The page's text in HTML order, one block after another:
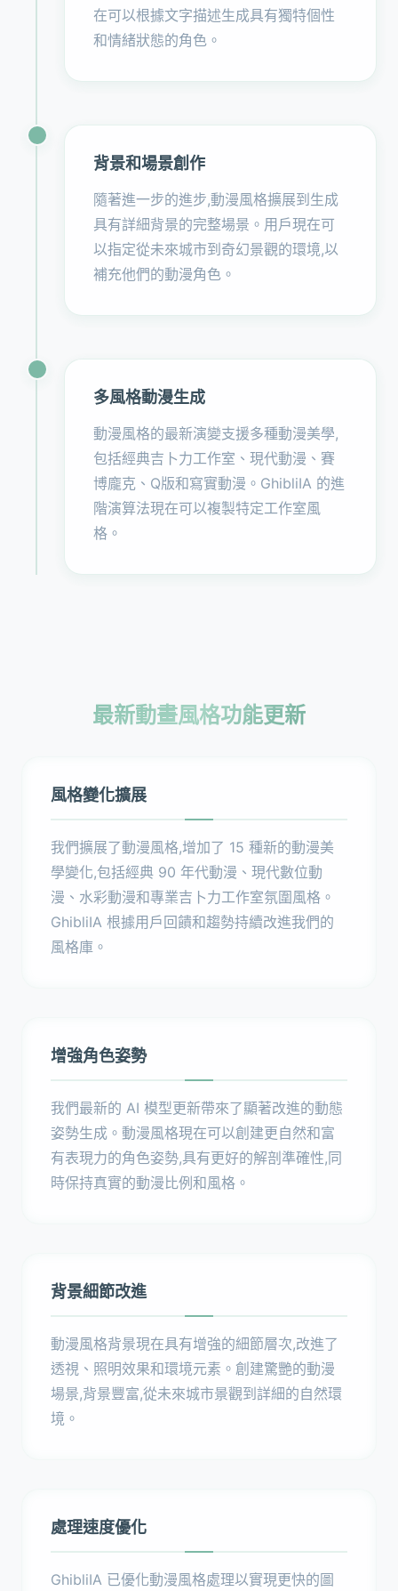
在可以根據文字描述生成具有獨特個性
和情緒狀態的角色。
背景和場景創作
隨著進一步的進步,動漫風格擴展到生成
具有詳細背景的完整場景。用戶現在可
以指定從未來城市到奇幻景觀的環境,以
補充他們的動漫角色。
多風格動漫生成
動漫風格的最新演變支援多種動漫美學,
包括經典吉卜力工作室、現代動漫、賽
博龐克、Q版和寫實動漫。GhibliIA 的進
階演算法現在可以複製特定工作室風
格。
最新動畫風格功能更新
風格變化擴展
我們擴展了動漫風格,增加了 15 種新的動漫美
學變化,包括經典 90 年代動漫、現代數位動
漫、水彩動漫和專業吉卜力工作室氛圍風格。
GhibliIA 根據用戶回饋和趨勢持續改進我們的
風格庫。
增強角色姿勢
我們最新的 AI 模型更新帶來了顯著改進的動態
姿勢生成。動漫風格現在可以創建更自然和富
有表現力的角色姿勢,具有更好的解剖準確性,同
時保持真實的動漫比例和風格。
背景細節改進
動漫風格背景現在具有增強的細節層次,改進了
透視、照明效果和環境元素。創建驚艷的動漫
場景,背景豐富,從未來城市景觀到詳細的自然環
境。
處理速度優化
GhibliIA 已優化動漫風格處理以實現更快的圖